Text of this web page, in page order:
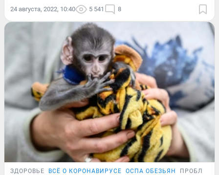
24 августа, 2022, 10:40 5 541 8
ЗДОРОВЬЕ ВСЁ О КОРОНАВИРУСЕ ОСПА ОБЕЗЬЯН ПРОБЛЕМА